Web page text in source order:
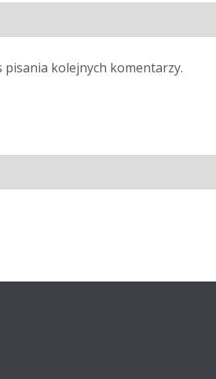
pisania kolejnych komentarzy.